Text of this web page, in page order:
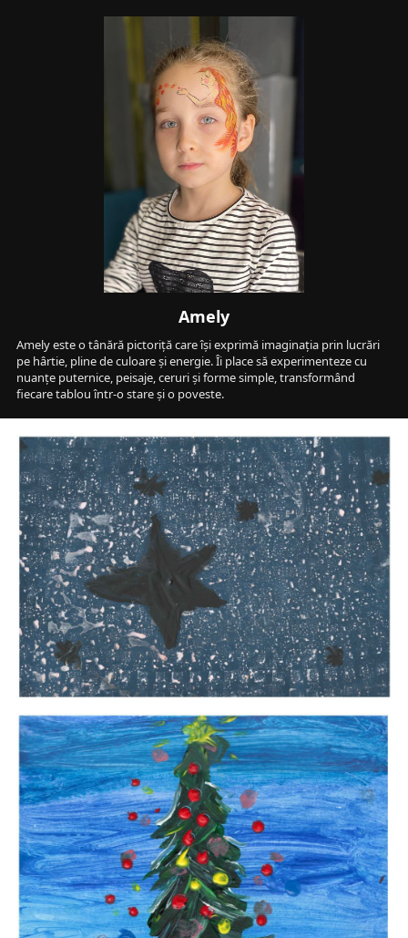
Amely
Amely este o tânără pictoriță care își exprimă imaginația prin lucrări
pe hârtie, pline de culoare și energie. Îi place să experimenteze cu
nuanțe puternice, peisaje, ceruri și forme simple, transformând
fiecare tablou într-o stare și o poveste.